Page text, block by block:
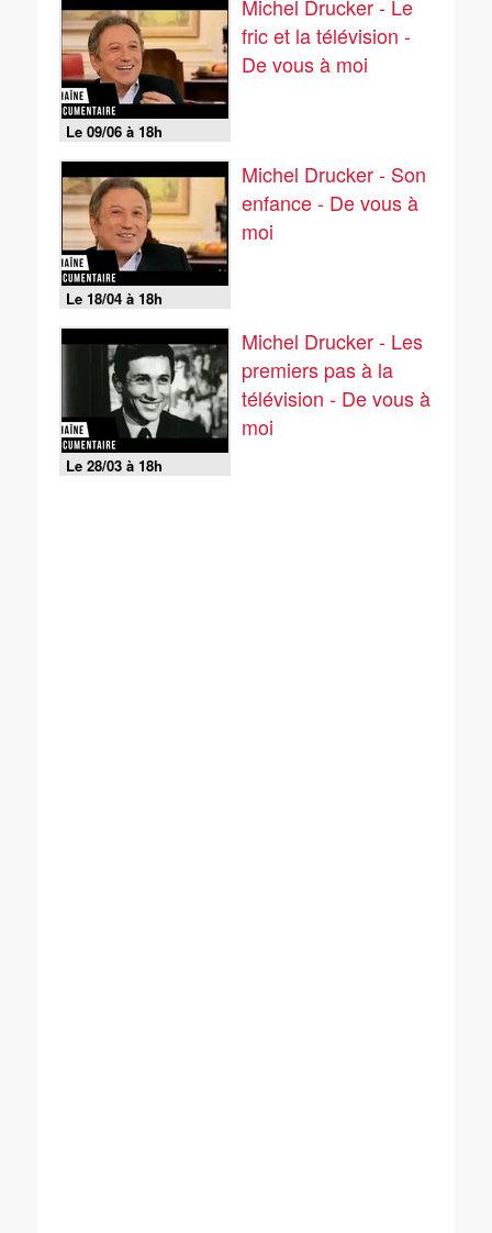
Le 09/06 à 18h
Michel Drucker - Le
fric et la télévision -
De vous à moi
Le 18/04 à 18h
Michel Drucker - Son
enfance - De vous à
moi
Le 28/03 à 18h
Michel Drucker - Les
premiers pas à la
télévision - De vous à
moi